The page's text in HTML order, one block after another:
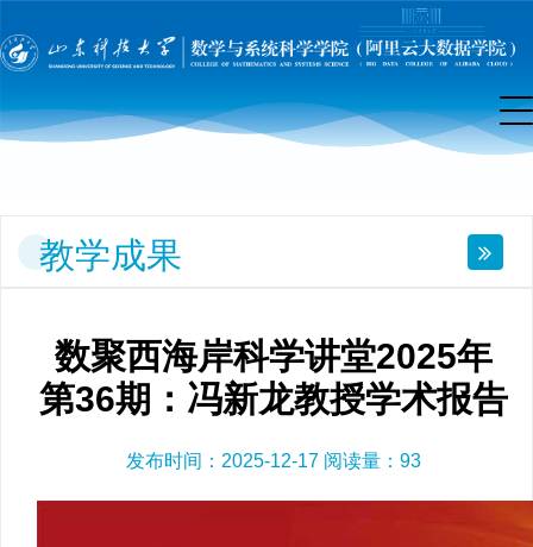
学
究
教学成果
数聚西海岸科学讲堂2025年
第36期：冯新龙教授学术报告
发布时间：2025-12-17 阅读量： 93